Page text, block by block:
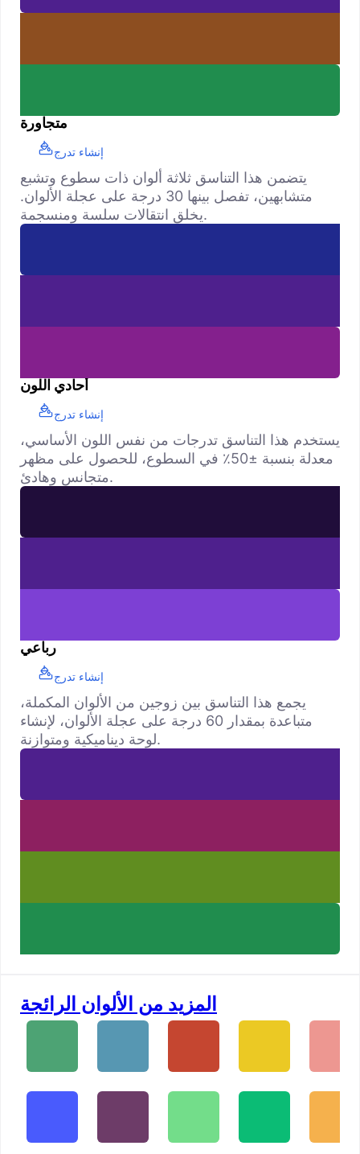
متجاورة
إنشاء تدرج
يتضمن هذا التناسق ثلاثة ألوان ذات سطوع وتشبع
متشابهين، تفصل بينها 30 درجة على عجلة الألوان.
يخلق انتقالات سلسة ومنسجمة.
أحادي اللون
إنشاء تدرج
يستخدم هذا التناسق تدرجات من نفس اللون الأساسي،
معدلة بنسبة ±50٪ في السطوع، للحصول على مظهر
متجانس وهادئ.
رباعي
إنشاء تدرج
يجمع هذا التناسق بين زوجين من الألوان المكملة،
متباعدة بمقدار 60 درجة على عجلة الألوان، لإنشاء
لوحة ديناميكية ومتوازنة.
المزيد من الألوان الرائجة